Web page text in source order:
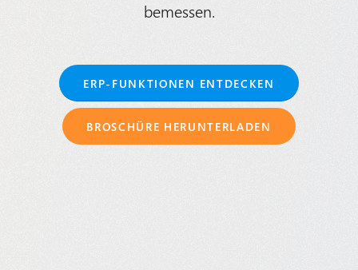
bemessen.
ERP-FUNKTIONEN ENTDECKEN
BROSCHÜRE HERUNTERLADEN